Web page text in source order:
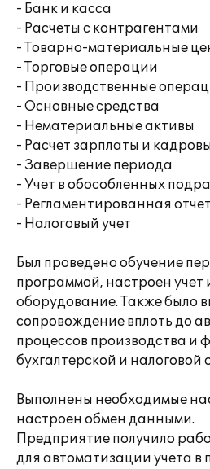
- Банк и касса
- Расчеты с контрагентами
- Товарно-материальные
- Торговые операции
- Производственные
- Основные средства
- Нематериальные активы
- Расчет зарплаты и
- Завершение периода
- Учет в обособленных
- Регламентированная
- Налоговый учет
Был проведено обучение
программой, настроен учет
оборудование. Также было
сопровождение вплоть до
процессов производства и
бухгалтерской и налоговой
Выполнены необходимые
настроен обмен данными.
Предприятие получило
для автоматизации учета в